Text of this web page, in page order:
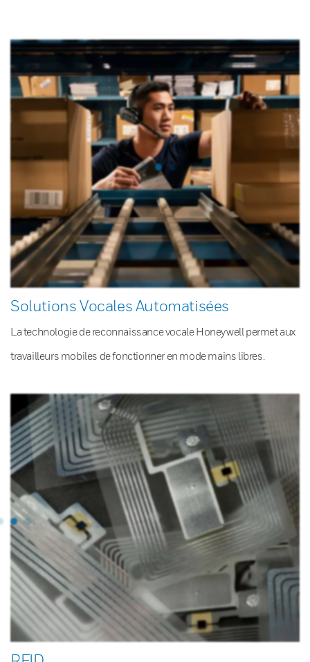
Solutions Vocales Automatisées
La technologie de reconnaissance vocale Honeywell permet aux
travailleurs mobiles de fonctionner en mode mains libres.